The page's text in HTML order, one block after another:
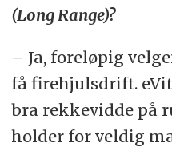
(Long Range)?
– Ja, foreløpig
få firehjulsdrift.
bra rekkevidde på
holder for veldig